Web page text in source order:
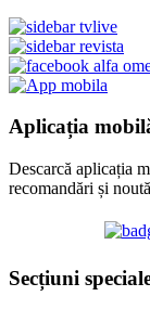
Aplicația
Descarcă aplicația
recomandări și
Secțiuni